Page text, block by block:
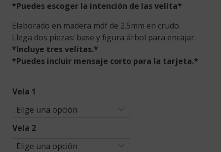
*Puedes escoger la intención de las velita*
Elaborado en madera mdf de 2.5mm en crudo.
Llega dos piezas: base y figura árbol para encajar.
*Incluye tres velitas.*
*Puedes incluir mensaje corto para la tarjeta.*
Vela 1
Vela 2